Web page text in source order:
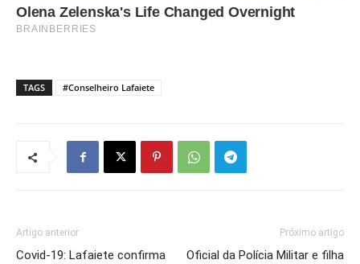
TAGS #Conselheiro Lafaiete
Artigo anterior
Covid-19: Lafaiete confirma
Próximo artigo
Oficial da Polícia Militar e filha